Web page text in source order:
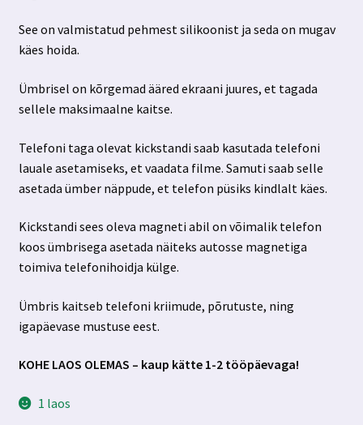
See on valmistatud pehmest silikoonist ja seda on mugav
käes hoida.
Ümbrisel on kõrgemad ääred ekraani juures, et tagada
sellele maksimaalne kaitse.
Telefoni taga olevat kickstandi saab kasutada telefoni
lauale asetamiseks, et vaadata filme. Samuti saab selle
asetada ümber näppude, et telefon püsiks kindlalt käes.
Kickstandi sees oleva magneti abil on võimalik telefon
koos ümbrisega asetada näiteks autosse magnetiga
toimiva telefonihoidja külge.
Ümbris kaitseb telefoni kriimude, põrutuste, ning
igapäevase mustuse eest.
KOHE LAOS OLEMAS – kaup kätte 1-2 tööpäevaga!
1 laos